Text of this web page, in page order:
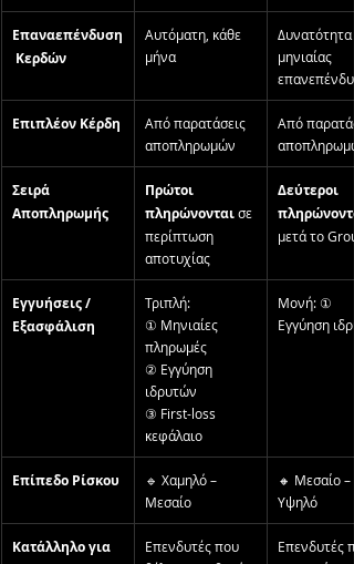
Επαναεπένδυση
Κερδών
Αυτόματη, κάθε
μήνα
Δυνατότητα
μηνιαίας
Επιπλέον Κέρδη
Από παρατάσεις
αποπληρωμών
Από
Σειρά
Αποπληρωμής
Πρώτοι
πληρώνονται σε
περίπτωση
αποτυχίας
Δεύτεροι
μετά το
Εγγυήσεις /
Εξασφάλιση
Τριπλή:
① Μηνιαίες
πληρωμές
② Εγγύηση
ιδρυτών
③ First-loss
κεφάλαιο
Μονή: ①
Εγγύηση
Επίπεδο Ρίσκου
🔹 Χαμηλό –
Μεσαίο
🔸 Μεσαίο –
Υψηλό
Κατάλληλο για
Επενδυτές που
Επενδυτές